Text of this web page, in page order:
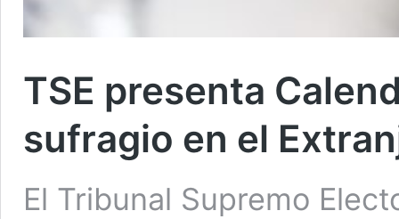
TSE presenta
sufragio en el
El Tribunal Supremo